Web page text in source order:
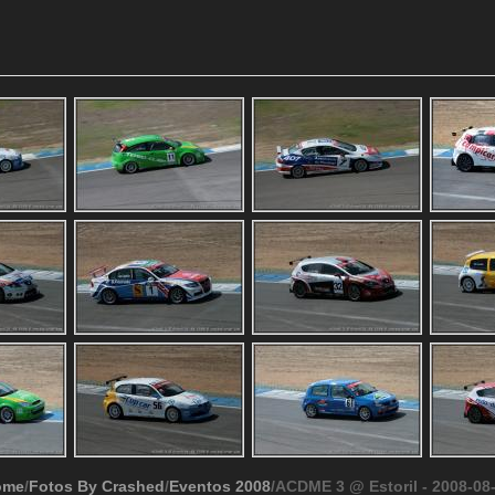
/Fotos By Crashed/Eventos 2008/ACDME 3 @ Estoril - 2008-